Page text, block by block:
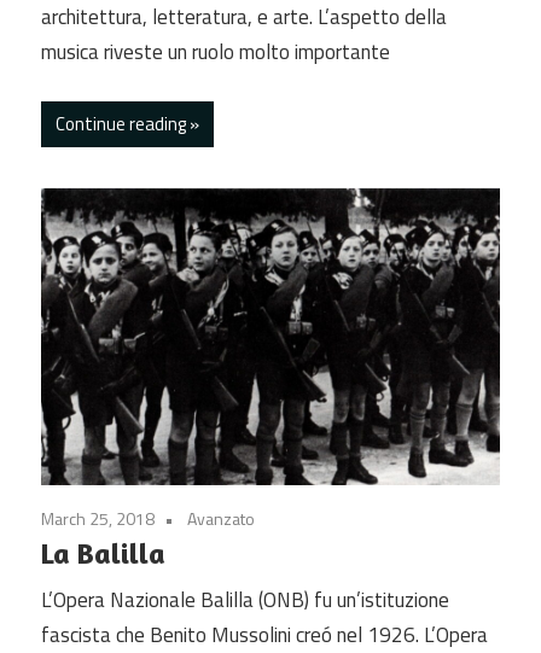
architettura, letteratura, e arte. L’aspetto della
musica riveste un ruolo molto importante
Continue reading
March 25, 2018 Avanzato
La Balilla
L’Opera Nazionale Balilla (ONB) fu un’istituzione
fascista che Benito Mussolini creó nel 1926. L’Opera